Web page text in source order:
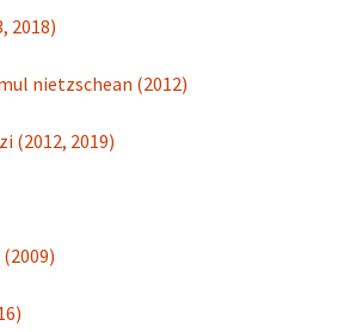
2018)
nietzschean (2012)
(2012, 2019)